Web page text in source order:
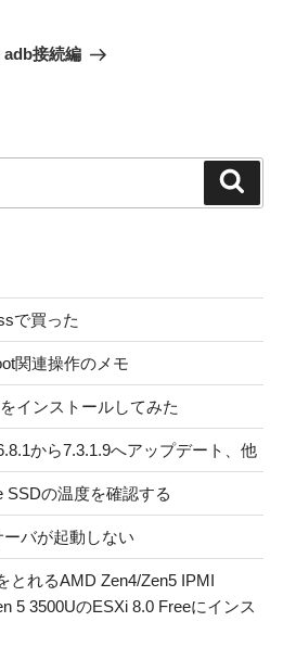
adb接続編
で買った
関連操作のメモ
インストールしてみた
から7.3.1.9へアップデート、他
SSDの温度を確認する
バが起動しない
とれるAMD Zen4/Zen5 IPMI
5 3500UのESXi 8.0 Freeにインス